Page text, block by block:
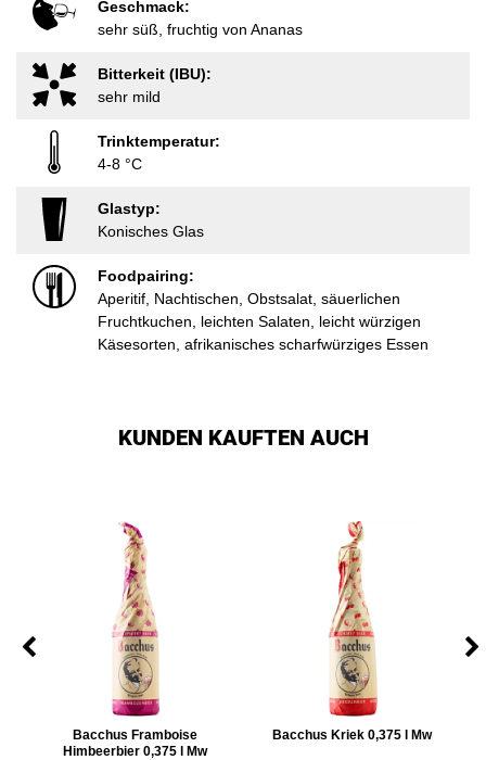
Geschmack:
sehr süß, fruchtig von Ananas
Bitterkeit (IBU):
sehr mild
Trinktemperatur:
4-8 °C
Glastyp:
Konisches Glas
Foodpairing:
Aperitif, Nachtischen, Obstsalat, säuerlichen
Fruchtkuchen, leichten Salaten, leicht würzigen
Käsesorten, afrikanisches scharfwürziges Essen
KUNDEN KAUFTEN AUCH
Bacchus Framboise
Himbeerbier 0,375 l Mw
Bacchus Kriek 0,375 l Mw